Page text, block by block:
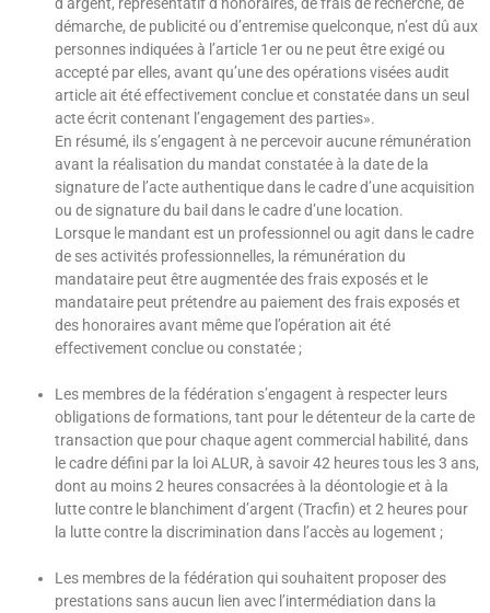
démarche, de publicité ou d’entremise quelconque, n’est dû aux
personnes indiquées à l’article 1er ou ne peut être exigé ou
accepté par elles, avant qu’une des opérations visées audit
article ait été effectivement conclue et constatée dans un seul
acte écrit contenant l’engagement des parties».
En résumé, ils s’engagent à ne percevoir aucune rémunération
avant la réalisation du mandat constatée à la date de la
signature de l’acte authentique dans le cadre d’une acquisition
ou de signature du bail dans le cadre d’une location.
Lorsque le mandant est un professionnel ou agit dans le cadre
de ses activités professionnelles, la rémunération du
mandataire peut être augmentée des frais exposés et le
mandataire peut prétendre au paiement des frais exposés et
des honoraires avant même que l’opération ait été
effectivement conclue ou constatée ;
Les membres de la fédération s’engagent à respecter leurs
obligations de formations, tant pour le détenteur de la carte de
transaction que pour chaque agent commercial habilité, dans
le cadre défini par la loi ALUR, à savoir 42 heures tous les 3 ans,
dont au moins 2 heures consacrées à la déontologie et à la
lutte contre le blanchiment d’argent (Tracfin) et 2 heures pour
la lutte contre la discrimination dans l’accès au logement ;
Les membres de la fédération qui souhaitent proposer des
prestations sans aucun lien avec l’intermédiation dans la